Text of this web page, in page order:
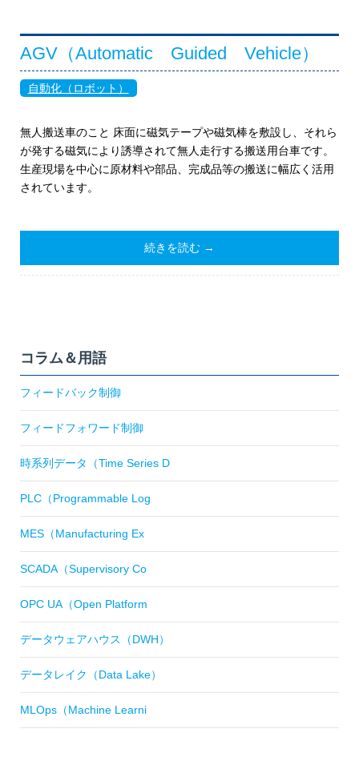
AGV（Automatic Guided Vehicle）
自動化（ロボット）
無人搬送車のこと 床面に磁気テープや磁気棒を敷設し、それら
が発する磁気により誘導されて無人走行する搬送用台車です。
生産現場を中心に原材料や部品、完成品等の搬送に幅広く活用
されています。
続きを読む →
コラム＆用語
フィードバック制御
フィードフォワード制御
時系列データ（Time Series D
PLC（Programmable Log
MES（Manufacturing Ex
SCADA（Supervisory Co
OPC UA（Open Platform
データウェアハウス（DWH）
データレイク（Data Lake）
MLOps（Machine Learni